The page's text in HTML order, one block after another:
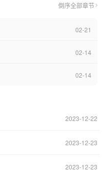
和金王子换个地方打不就行
能，时希甘愿沉浸其中，来这
剧情服务。
倒序全部章节
02-21
02-14
02-14
2023-12-22
2023-12-23
2023-12-23